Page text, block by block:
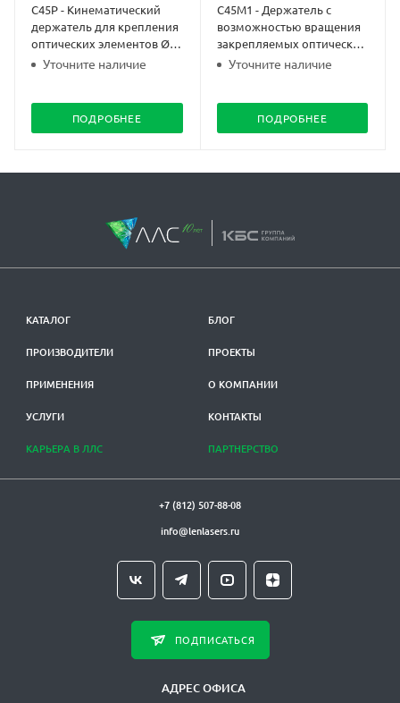
C45P - Кинематический
держатель для крепления
оптических элементов Ø1"
под углом 45°
Уточните наличие
ПОДРОБНЕЕ
C45M1 - Держатель с
возможностью вращения
закрепляемых оптических
элементов Ø1"
Уточните наличие
ПОДРОБНЕЕ
КАТАЛОГ
ПРОИЗВОДИТЕЛИ
ПРИМЕНЕНИЯ
УСЛУГИ
КАРЬЕРА В ЛЛС
БЛОГ
ПРОЕКТЫ
О КОМПАНИИ
КОНТАКТЫ
ПАРТНЕРСТВО
+7 (812) 507-88-08
info@lenlasers.ru
ПОДПИСАТЬСЯ
АДРЕС ОФИСА